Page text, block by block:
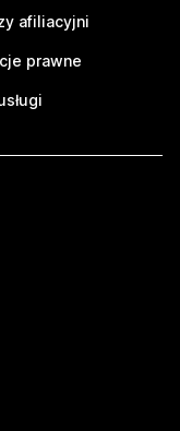
afiliacyjni
prawne